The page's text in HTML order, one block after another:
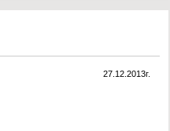
27.12.2013г.